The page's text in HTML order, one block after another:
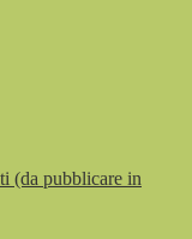
(da pubblicare in